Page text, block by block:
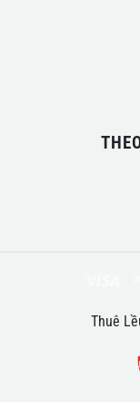
Thuê